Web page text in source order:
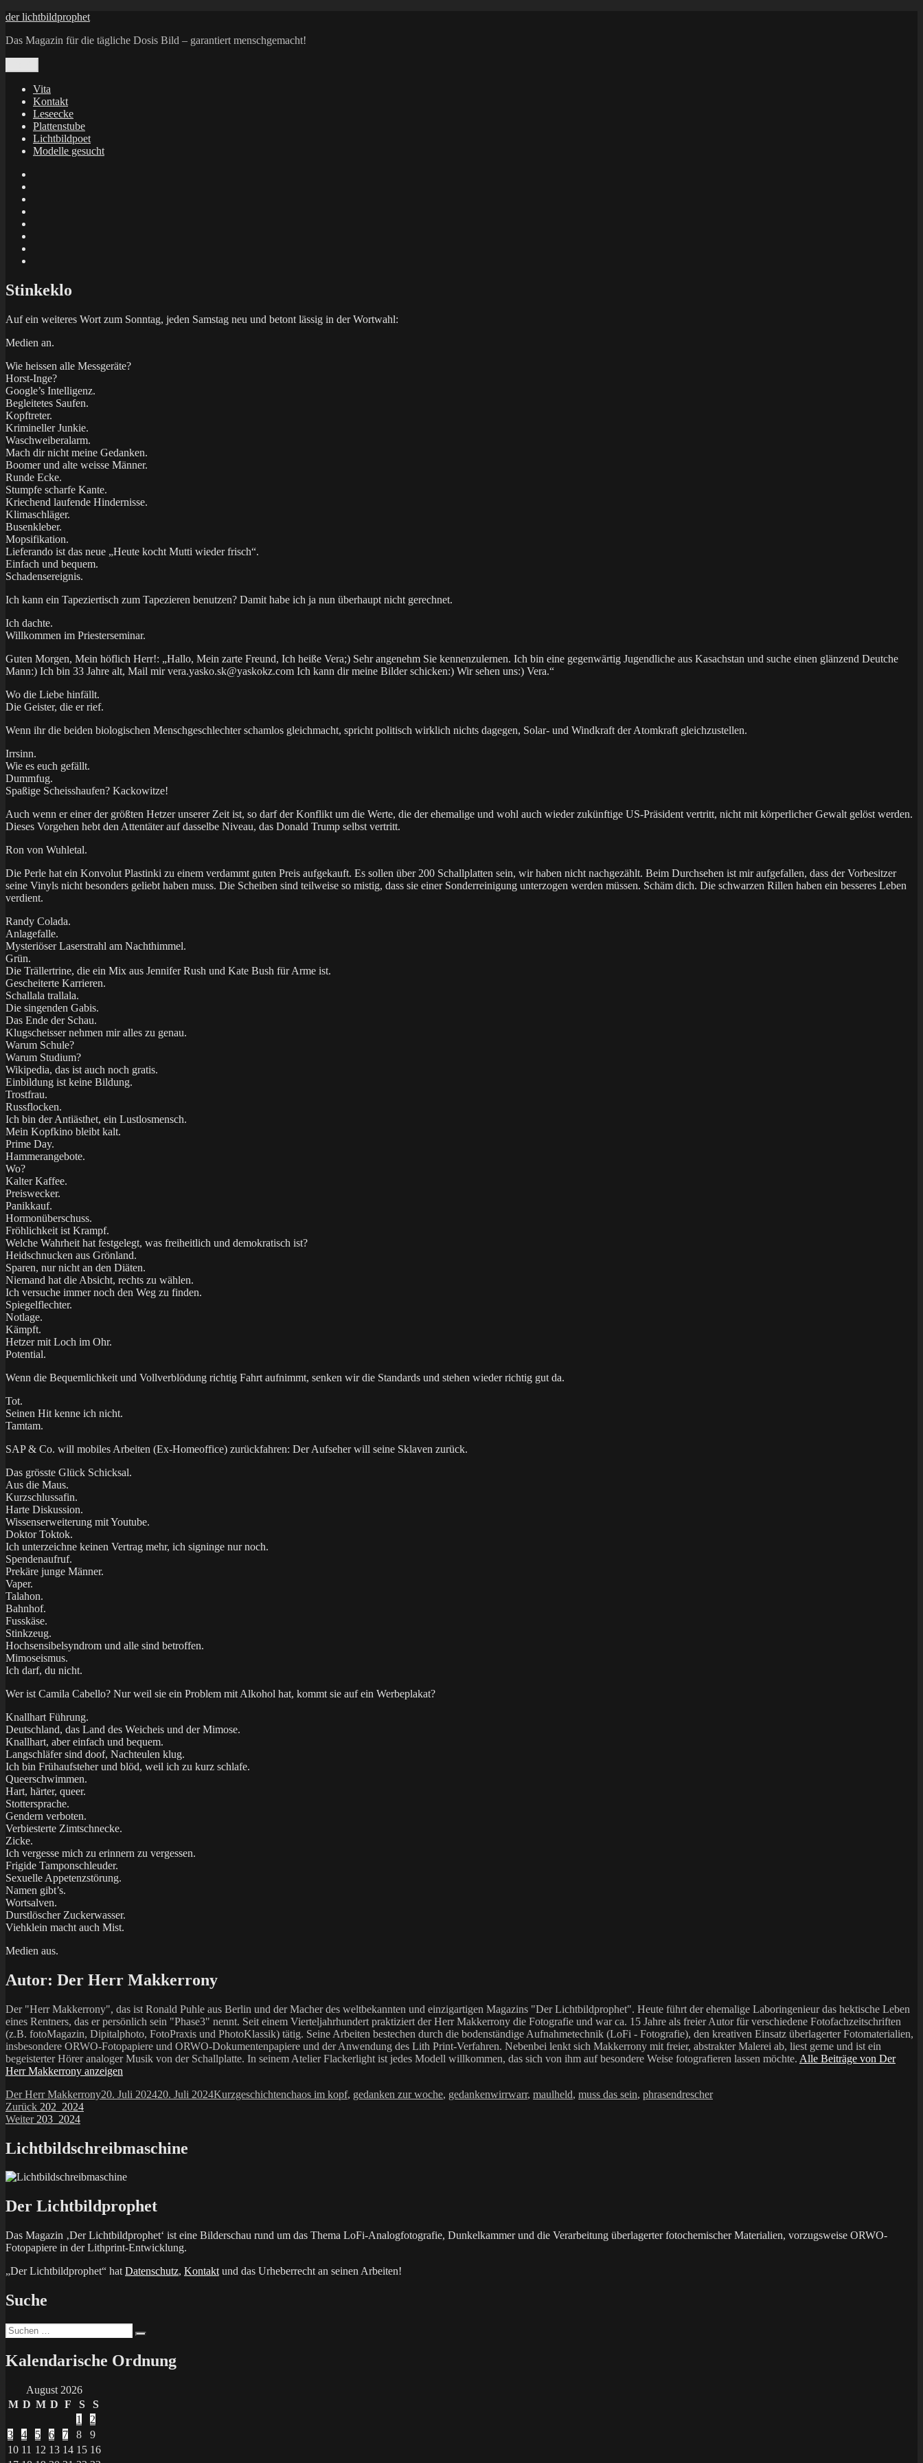
Zum
springen
der lichtbildprophet
Das Magazin für die tägliche Dosis Bild – garantiert menschgemacht!
Vita
Kontakt
Leseecke
Plattenstube
Lichtbildpoet
Modelle gesucht
X
Stinkeklo
Auf ein weiteres Wort zum Sonntag, jeden Samstag neu und betont lässig in der Wortwahl:
Medien an.
Wie heissen alle Messgeräte?
Horst-Inge?
Google’s Intelligenz.
Begleitetes Saufen.
Kopftreter.
Krimineller Junkie.
Waschweiberalarm.
Mach dir nicht meine Gedanken.
Boomer und alte weisse Männer.
Runde Ecke.
Stumpfe scharfe Kante.
Kriechend laufende Hindernisse.
Klimaschläger.
Busenkleber.
Mopsifikation.
Lieferando ist das neue „Heute kocht Mutti wieder frisch“.
Einfach und bequem.
Schadensereignis.
Ich kann ein Tapeziertisch zum Tapezieren benutzen? Damit habe ich ja nun überhaupt nicht gerechnet.
Ich dachte.
Willkommen im Priesterseminar.
Guten Morgen, Mein höflich Herr!: „Hallo, Mein zarte Freund, Ich heiße Vera;) Sehr angenehm Sie kennenzulernen. Ich bin eine gegenwärtig Jugendliche aus Kasachstan und suche einen glänzend Deutche
Mann:) Ich bin 33 Jahre alt, Mail mir vera.yasko.sk@yaskokz.com Ich kann dir meine Bilder schicken:) Wir sehen uns:) Vera.“
Wo die Liebe hinfällt.
Die Geister, die er rief.
Wenn ihr die beiden biologischen Menschgeschlechter schamlos gleichmacht, spricht politisch wirklich nichts dagegen, Solar- und Windkraft der Atomkraft gleichzustellen.
Irrsinn.
Wie es euch gefällt.
Dummfug.
Spaßige Scheisshaufen? Kackowitze!
Auch wenn er einer der größten Hetzer unserer Zeit ist, so darf der Konflikt um die Werte, die der ehemalige und wohl auch wieder zukünftige US-Präsident vertritt, nicht mit körperlicher Gewalt gelöst werden.
Dieses Vorgehen hebt den Attentäter auf dasselbe Niveau, das Donald Trump selbst vertritt.
Ron von Wuhletal.
Die Perle hat ein Konvolut Plastinki zu einem verdammt guten Preis aufgekauft. Es sollen über 200 Schallplatten sein, wir haben nicht nachgezählt. Beim Durchsehen ist mir aufgefallen, dass der Vorbesitzer
seine Vinyls nicht besonders geliebt haben muss. Die Scheiben sind teilweise so mistig, dass sie einer Sonderreinigung unterzogen werden müssen. Schäm dich. Die schwarzen Rillen haben ein besseres Leben
verdient.
Randy Colada.
Anlagefalle.
Mysteriöser Laserstrahl am Nachthimmel.
Grün.
Die Trällertrine, die ein Mix aus Jennifer Rush und Kate Bush für Arme ist.
Gescheiterte Karrieren.
Schallala trallala.
Die singenden Gabis.
Das Ende der Schau.
Klugscheisser nehmen mir alles zu genau.
Warum Schule?
Warum Studium?
Wikipedia, das ist auch noch gratis.
Einbildung ist keine Bildung.
Trostfrau.
Russflocken.
Ich bin der Antiästhet, ein Lustlosmensch.
Mein Kopfkino bleibt kalt.
Prime Day.
Hammerangebote.
Wo?
Kalter Kaffee.
Preiswecker.
Panikkauf.
Hormonüberschuss.
Fröhlichkeit ist Krampf.
Welche Wahrheit hat festgelegt, was freiheitlich und demokratisch ist?
Heidschnucken aus Grönland.
Sparen, nur nicht an den Diäten.
Niemand hat die Absicht, rechts zu wählen.
Ich versuche immer noch den Weg zu finden.
Spiegelflechter.
Notlage.
Kämpft.
Hetzer mit Loch im Ohr.
Potential.
Wenn die Bequemlichkeit und Vollverblödung richtig Fahrt aufnimmt, senken wir die Standards und stehen wieder richtig gut da.
Tot.
Seinen Hit kenne ich nicht.
Tamtam.
SAP & Co. will mobiles Arbeiten (Ex-Homeoffice) zurückfahren: Der Aufseher will seine Sklaven zurück.
Das grösste Glück Schicksal.
Aus die Maus.
Kurzschlussafin.
Harte Diskussion.
Wissenserweiterung mit Youtube.
Doktor Toktok.
Ich unterzeichne keinen Vertrag mehr, ich signinge nur noch.
Spendenaufruf.
Prekäre junge Männer.
Vaper.
Talahon.
Bahnhof.
Fusskäse.
Stinkzeug.
Hochsensibelsyndrom und alle sind betroffen.
Mimoseismus.
Ich darf, du nicht.
Wer ist Camila Cabello? Nur weil sie ein Problem mit Alkohol hat, kommt sie auf ein Werbeplakat?
Knallhart Führung.
Deutschland, das Land des Weicheis und der Mimose.
Knallhart, aber einfach und bequem.
Langschläfer sind doof, Nachteulen klug.
Ich bin Frühaufsteher und blöd, weil ich zu kurz schlafe.
Queerschwimmen.
Hart, härter, queer.
Stottersprache.
Gendern verboten.
Verbiesterte Zimtschnecke.
Zicke.
Ich vergesse mich zu erinnern zu vergessen.
Frigide Tamponschleuder.
Sexuelle Appetenzstörung.
Namen gibt’s.
Wortsalven.
Durstlöscher Zuckerwasser.
Viehklein macht auch Mist.
Medien aus.
Autor: Der Herr Makkerrony
Der "Herr Makkerrony", das ist Ronald Puhle aus Berlin und der Macher des weltbekannten und einzigartigen Magazins "Der Lichtbildprophet". Heute führt der ehemalige Laboringenieur das hektische Leben
eines Rentners, das er persönlich sein "Phase3" nennt. Seit einem Vierteljahrhundert praktiziert der Herr Makkerrony die Fotografie und war ca. 15 Jahre als freier Autor für verschiedene Fotofachzeitschriften
(z.B. fotoMagazin, Dipitalphoto, FotoPraxis und PhotoKlassik) tätig. Seine Arbeiten bestechen durch die bodenständige Aufnahmetechnik (LoFi - Fotografie), den kreativen Einsatz überlagerter Fotomaterialien,
insbesondere ORWO-Fotopapiere und ORWO-Dokumentenpapiere und der Anwendung des Lith Print-Verfahren. Nebenbei lenkt sich Makkerrony mit freier, abstrakter Malerei ab, liest gerne und ist ein
begeisterter Hörer analoger Musik von der Schallplatte. In seinem Atelier Flackerlight ist jedes Modell willkommen, das sich von ihm auf besondere Weise fotografieren lassen möchte. Alle Beiträge von Der
Herr Makkerrony anzeigen
Autor
Der Herr MakkerronyVeröffentlicht
20. Juli 202420. Juli 2024Kategorien
KurzgeschichtenSchlagwörter
chaos im kopf, gedanken zur woche, gedankenwirrwarr, maulheld, muss das sein, phrasendrescher
Beitragsnavigation
Zurück Vorheriger
Beitrag:
202_2024
Weiter Nächster
203_2024
Lichtbildschreibmaschine
Der Lichtbildprophet
Das Magazin ‚Der Lichtbildprophet‘ ist eine Bilderschau rund um das Thema LoFi-Analogfotografie, Dunkelkammer und die Verarbeitung überlagerter fotochemischer Materialien, vorzugsweise ORWO-
Fotopapiere in der Lithprint-Entwicklung.
„Der Lichtbildprophet“ hat Datenschutz, Kontakt und das Urheberrecht an seinen Arbeiten!
Suche
Suchen
nach:
Kalendarische Ordnung
August 2026
M D M D F S
S
1
2
3
4 5 6 7 8
9
10 11 12 13 14 15 16